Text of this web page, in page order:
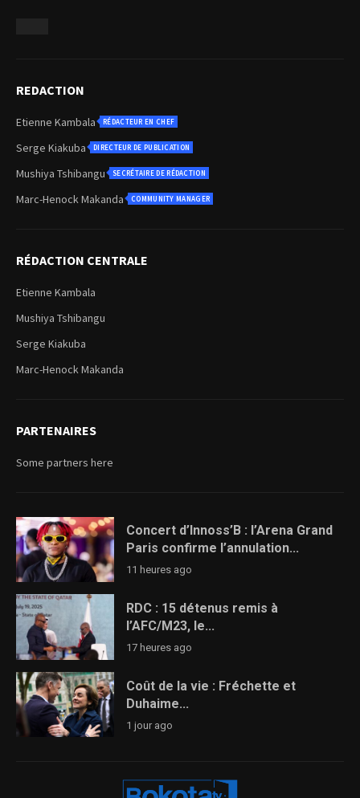
REDACTION
Etienne Kambala RÉDACTEUR EN CHEF
Serge Kiakuba DIRECTEUR DE PUBLICATION
Mushiya Tshibangu SECRÉTAIRE DE RÉDACTION
Marc-Henock Makanda COMMUNITY MANAGER
RÉDACTION CENTRALE
Etienne Kambala
Mushiya Tshibangu
Serge Kiakuba
Marc-Henock Makanda
PARTENAIRES
Some partners here
Concert d’Innoss’B : l’Arena Grand
Paris confirme l’annulation...
11 heures ago
RDC : 15 détenus remis à
l’AFC/M23, le...
17 heures ago
Coût de la vie : Fréchette et
Duhaime...
1 jour ago